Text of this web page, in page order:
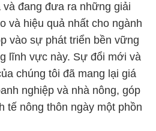
đang đưa ra những giải
và hiệu quả nhất cho ngành
vào sự phát triển bền vững
lĩnh vực này. Sự đổi mới và
chúng tôi đã mang lại giá
nghiệp và nhà nông, góp
tế nông thôn ngày một phồn